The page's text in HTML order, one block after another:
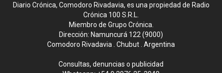
Diario Crónica, Comodoro Rivadavia, es una propiedad de Radio
Crónica 100 S.R.L.
Miembro de Grupo Crónica.
Dirección: Namuncurá 122 (9000)
Comodoro Rivadavia . Chubut . Argentina
Consultas, denuncias o publicidad